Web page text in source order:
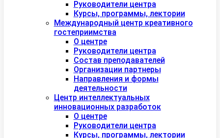
Руководители центра
Курсы, программы, лектории
Международный центр креативного
гостеприимства
О центре
Руководители центра
Состав преподавателей
Организации партнеры
Направления и формы
деятельности
Центр интеллектуальных
инновационных разработок
О центре
Руководители центра
Курсы, программы, лектории